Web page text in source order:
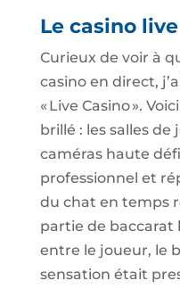
Le casino live
Curieux de voir à
casino en direct,
« Live Casino ».
brillé : les salles
caméras haute
professionnel et
du chat en temps
partie de baccarat
entre le joueur, le
sensation était